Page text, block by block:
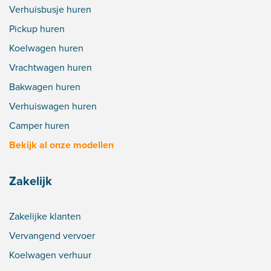
Verhuisbusje huren
Pickup huren
Koelwagen huren
Vrachtwagen huren
Bakwagen huren
Verhuiswagen huren
Camper huren
Bekijk al onze modellen
Zakelijk
Zakelijke klanten
Vervangend vervoer
Koelwagen verhuur